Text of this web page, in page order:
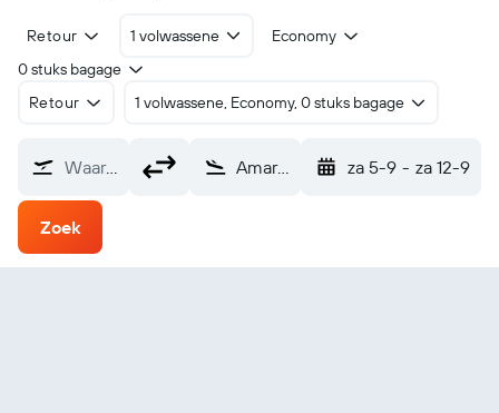
Retour 1 volwassene
Economy
0 stuks bagage
Retour
1 volwassene, Economy, 0 stuks bagage
Waarvandaan? Amarillo (AMA) za 5-9 - za 12-9
Zoek